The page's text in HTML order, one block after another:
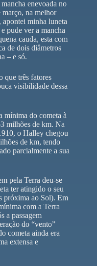
enevoada no
março, na melhor
apontei minha luneta
pude ver a mancha
cauda, esta com
de dois diâmetros
– e só.
que três fatores
visibilidade dessa
mínima do cometa à
milhões de km. Na
o Halley chegou
de km, tendo
parcialmente a sua
pela Terra deu-se
ter atingido o seu
próxima ao Sol). Em
com a Terra
a passagem
do “vento”
cometa ainda era
extensa e